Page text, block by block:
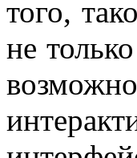
того,
не